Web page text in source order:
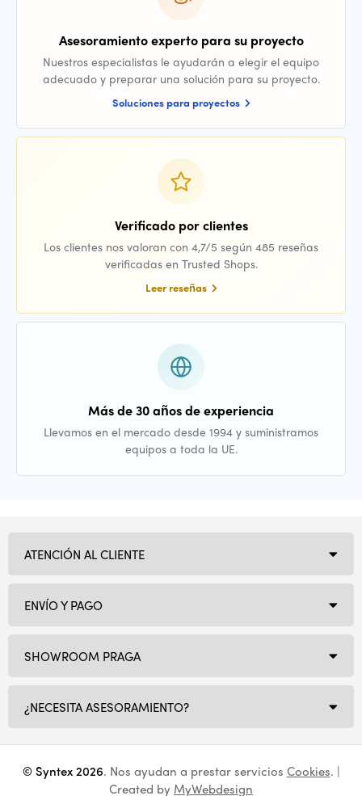
Asesoramiento experto para su proyecto
Nuestros especialistas le ayudarán a elegir el equipo
adecuado y preparar una solución para su proyecto.
Soluciones para proyectos
Verificado por clientes
Los clientes nos valoran con 4,7/5 según 485 reseñas
verificadas en Trusted Shops.
Leer reseñas
Más de 30 años de experiencia
Llevamos en el mercado desde 1994 y suministramos
equipos a toda la UE.
SHOWROOM PRAGA
¿NECESITA ASESORAMIENTO?
ATENCIÓN AL CLIENTE
ENVÍO Y PAGO
© Syntex 2026. Nos ayudan a prestar servicios Cookies. |
Created by MyWebdesign